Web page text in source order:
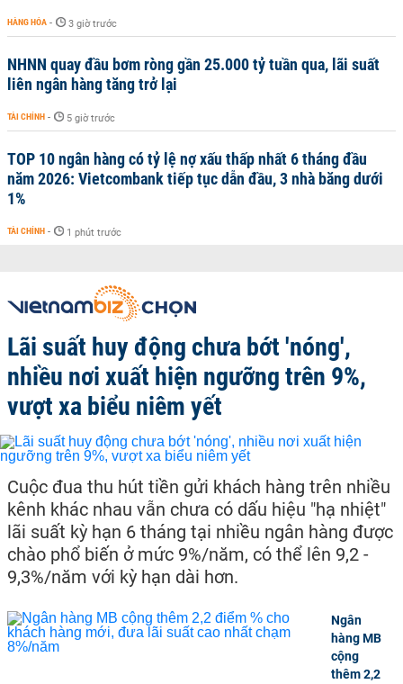
HÀNG HÓA - 3 giờ trước
NHNN quay đầu bơm ròng gần 25.000 tỷ tuần qua, lãi suất
liên ngân hàng tăng trở lại
TÀI CHÍNH - 5 giờ trước
TOP 10 ngân hàng có tỷ lệ nợ xấu thấp nhất 6 tháng đầu
năm 2026: Vietcombank tiếp tục dẫn đầu, 3 nhà băng dưới
1%
TÀI CHÍNH - 1 phút trước
Lãi suất huy động chưa bớt 'nóng',
nhiều nơi xuất hiện ngưỡng trên 9%,
vượt xa biểu niêm yết
Cuộc đua thu hút tiền gửi khách hàng trên nhiều
kênh khác nhau vẫn chưa có dấu hiệu "hạ nhiệt"
lãi suất kỳ hạn 6 tháng tại nhiều ngân hàng được
chào phổ biến ở mức 9%/năm, có thể lên 9,2 -
9,3%/năm với kỳ hạn dài hơn.
Ngân
hàng MB
cộng
thêm 2,2